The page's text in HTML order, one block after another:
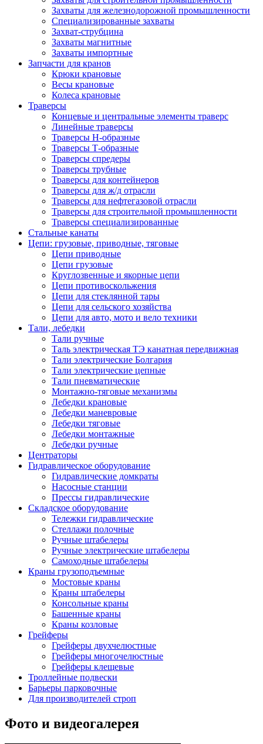
Захваты для железнодорожной промышленности
Специализированные захваты
Захват-струбцина
Захваты магнитные
Захваты импортные
Запчасти для кранов
Крюки крановые
Весы крановые
Колеса крановые
Траверсы
Концевые и центральные элементы траверс
Линейные траверсы
Траверсы Н-образные
Траверсы Т-образные
Траверсы спредеры
Траверсы трубные
Траверсы для контейнеров
Траверсы для ж/д отрасли
Траверсы для нефтегазовой отрасли
Траверсы для строительной промышленности
Траверсы специализированные
Стальные канаты
Цепи: грузовые, приводные, тяговые
Цепи приводные
Цепи грузовые
Круглозвенные и якорные цепи
Цепи противоскольжения
Цепи для стеклянной тары
Цепи для сельского хозяйства
Цепи для авто, мото и вело техники
Тали, лебедки
Тали ручные
Таль электрическая ТЭ канатная передвижная
Тали электрические Болгария
Тали электрические цепные
Тали пневматические
Монтажно-тяговые механизмы
Лебедки крановые
Лебедки маневровые
Лебедки тяговые
Лебедки монтажные
Лебедки ручные
Центраторы
Гидравлическое оборудование
Гидравлические домкраты
Насосные станции
Прессы гидравлические
Складское оборудование
Тележки гидравлические
Cтеллажи полочные
Ручные штабелеры
Ручные электрические штабелеры
Самоходные штабелеры
Краны грузоподъемные
Мостовые краны
Краны штабелеры
Консольные краны
Башенные краны
Краны козловые
Грейферы
Грейферы двухчелюстные
Грейферы многочелюстные
Грейферы клещевые
Троллейные подвески
Барьеры парковочные
Для производителей строп
Фото и видеогалерея